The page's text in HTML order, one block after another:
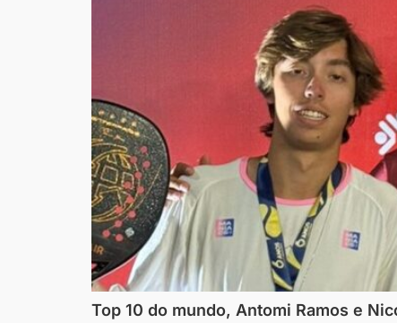
Top 10 do mundo, Antomi Ramos e